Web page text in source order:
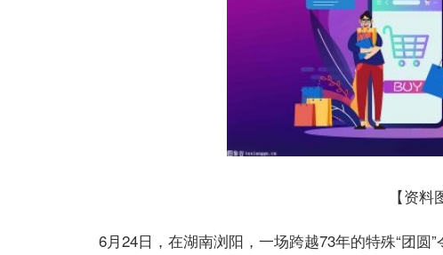
【资料
6月24日，在湖南浏阳，一场跨越73年的特殊“团